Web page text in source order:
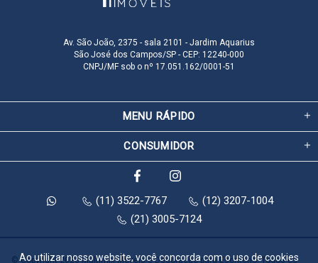
Av. São João, 2375 - sala 2101 - Jardim Aquarius
São José dos Campos/SP - CEP: 12240-000
CNPJ/MF sob o nº 17.051.162/0001-51
MENU RÁPIDO
CONSUMIDOR
(11) 3522-7767
(12) 3207-1004
(21) 3005-7124
© Copyright 2026 Multimix Móveis e Decoração para Escritório. Todos os
Ao utilizar nosso website, você concorda com o uso de cookies